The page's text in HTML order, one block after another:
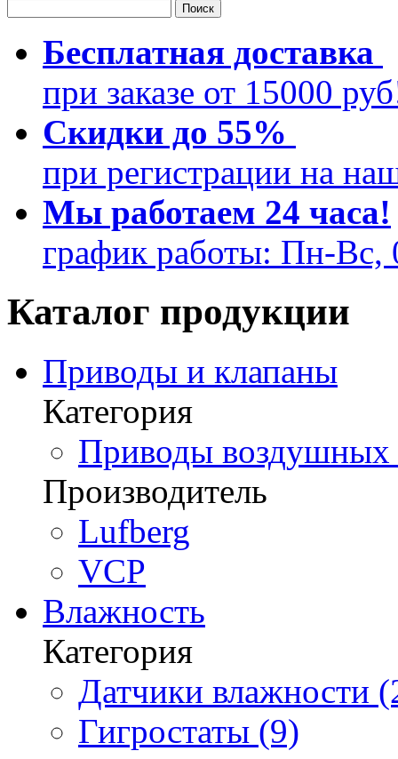
Бесплатная доставка
при заказе от 15000
Скидки до 55%
при регистрации на
Мы работаем 24 часа!
график работы: Пн-Вс,
Каталог продукции
Приводы и клапаны
Категория
Приводы воздушных
Производитель
Lufberg
VCP
Влажность
Категория
Датчики влажности
Гигростаты (9)